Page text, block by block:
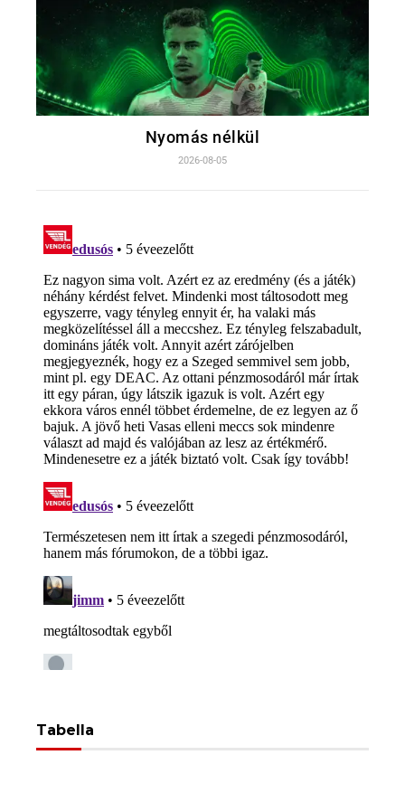
Nyomás nélkül
2026-08-05
Tabella